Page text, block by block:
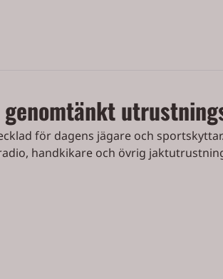
för dagens jägare och
handkikare och övrig